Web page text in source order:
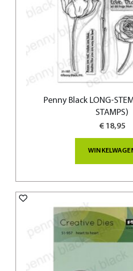
Penny Black LONG-
STAMPS)
€ 18,95